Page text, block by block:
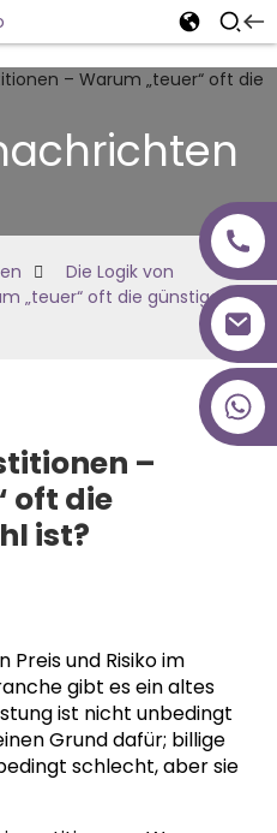
Die Logik von
„teuer“ oft die günstigere
–
oft die
ist?
Preis und Risiko im
gibt es ein altes
ist nicht unbedingt
Grund dafür; billige
schlecht, aber sie